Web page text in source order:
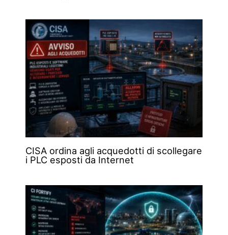
CISA ordina agli acquedotti di scollegare
i PLC esposti da Internet